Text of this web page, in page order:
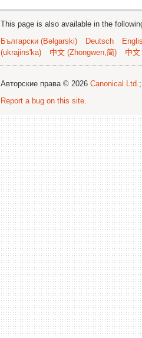
This page is also available in the
Български (Bəlgarski)
Deutsch
(ukrajins'ka)
中文 (Zhongwen,简) 中
Авторские права © 2026 Canonical Ltd.
Report a bug on this site.